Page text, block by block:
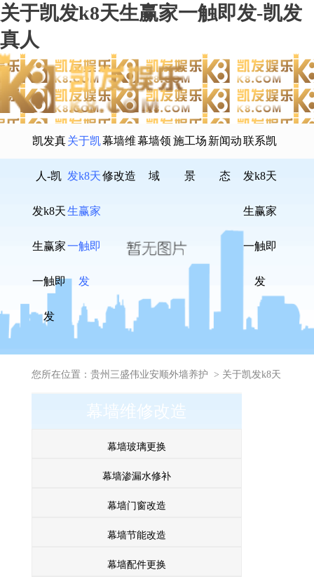
关于凯发k8天生赢家一触即发-凯发
真人
凯发真
人-凯
发k8天
生赢家
一触即
发
关于凯
发k8天
生赢家
一触即
发
幕墙维
修改造
幕墙领
域
施工场
景
新闻动
态
联系凯
发k8天
生赢家
一触即
发
您所在位置： 贵州三盛伟业安顺外墙养护 > 关于凯发k8天
生赢家一触即发幕墙维修改造
幕墙玻璃更换
幕墙渗漏水修补
幕墙门窗改造
幕墙节能改造
幕墙配件更换